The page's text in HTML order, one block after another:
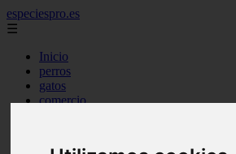
especiespro.es
☰
Inicio
perros
gatos
comercio